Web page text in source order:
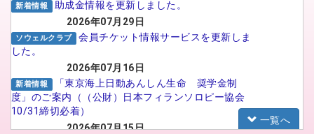
新着情報
助成金情報を更新しました。
2026年07月29日
ソウェルクラブ
会員チケット情報サービスを更新しま
した。
2026年07月16日
新着情報
「東京海上日動あんしん生命 奨学金制
度」のご案内（（公財）日本フィランソロピー協会
10/31締切必着）
2026年07月15日
一覧へ